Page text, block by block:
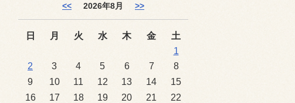
<< 2026年8月 >>
日 月 火 水 木 金
土
1
2
3 4 5 6 7
8
9
10 11 12 13 14
15
16
17 18 19 20 21
22